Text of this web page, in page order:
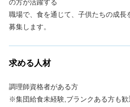
の方が活躍する
職場で、食を通じて、子供たちの成長
募集します。
求める人材
調理師資格者がある方
※集団給食未経験,ブランクある方も歓